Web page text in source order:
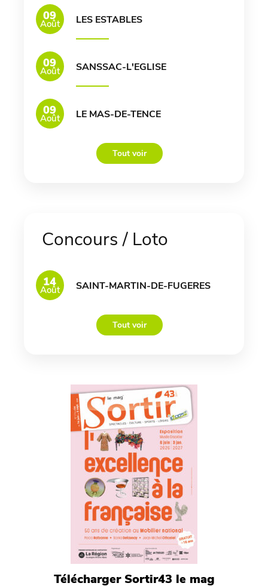
09
Août LES ESTABLES
09
Août SANSSAC-L'EGLISE
09
Août LE MAS-DE-TENCE
Tout voir
Concours / Loto
14
Août SAINT-MARTIN-DE-FUGERES
Tout voir
Télécharger Sortir43 le mag